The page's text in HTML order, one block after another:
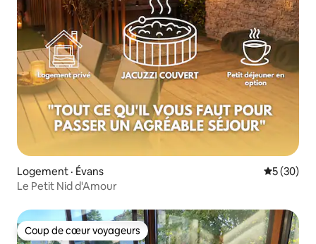
Logement · Évans Note
5 (30)
Le Petit Nid d'Amour
Coup de cœur voyageurs
Coup de cœur voyageurs